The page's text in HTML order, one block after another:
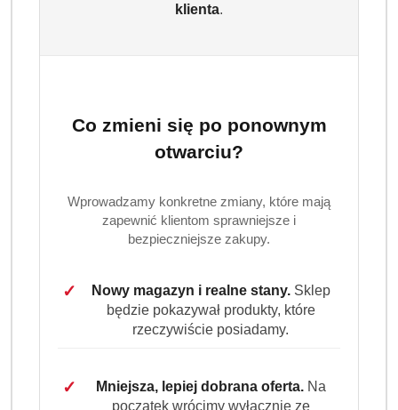
Brak towaru
ziarnista 1 kg
Lavazza Espresso Barista Intenso to intensywna
uzyskaniu pełnego, wyrazistego włoskiego espresso.
Średnio ciemne palenie podkreśla nuty kakao, przypraw i
klienta.
Co zmieni się po ponownym
otwarciu?
Wprowadzamy konkretne zmiany, które mają
zapewnić klientom sprawniejsze i
bezpieczniejsze zakupy.
✓ Nowy magazyn i realne stany.Sklep
będzie pokazywał produkty, które
rzeczywiście posiadamy.
✓ Mniejsza, lepiej dobrana oferta.Na
początek wrócimy wyłącznie ze